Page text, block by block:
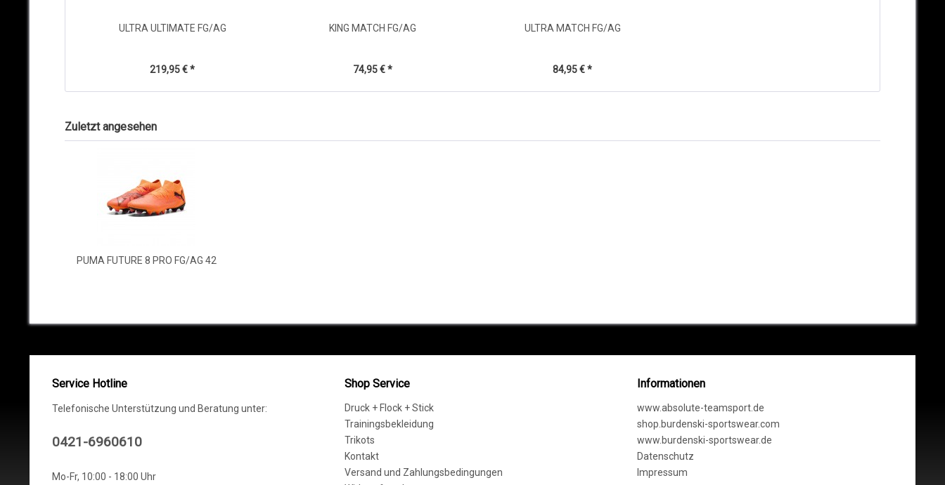
ULTRA ULTIMATE FG/AG
219,95 € *
KING MATCH FG/AG
74,95 € *
ULTRA MATCH FG/AG
84,95 € *
Zuletzt angesehen
PUMA FUTURE 8 PRO FG/AG 42
Service Hotline
Telefonische Unterstützung und Beratung unter:
0421-6960610
Mo-Fr, 10:00 - 18:00 Uhr
Shop Service
Druck + Flock + Stick
Trainingsbekleidung
Trikots
Kontakt
Versand und Zahlungsbedingungen
Informationen
www.absolute-teamsport.de
shop.burdenski-sportswear.com
www.burdenski-sportswear.de
Datenschutz
Impressum